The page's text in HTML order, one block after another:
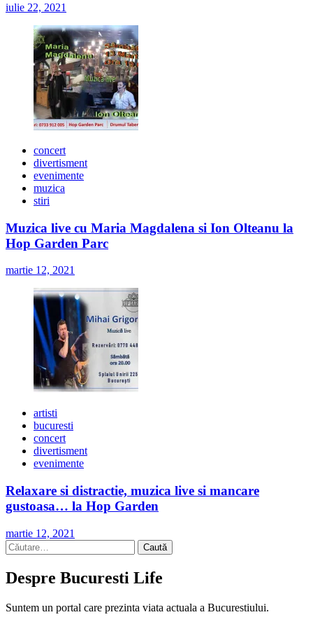
iulie 22, 2021
concert
divertisment
evenimente
muzica
stiri
Muzica live cu Maria Magdalena si Ion Olteanu la
Hop Garden Parc
martie 12, 2021
artisti
bucuresti
concert
divertisment
evenimente
Relaxare si distractie, muzica live si mancare
gustoasa… la Hop Garden
martie 12, 2021
Caută
după:
Despre Bucuresti Life
Suntem un portal care prezinta viata actuala a Bucurestiului.